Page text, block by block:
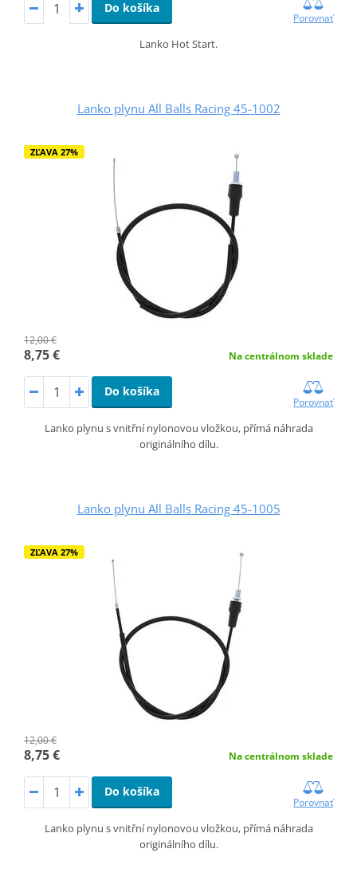
Do košíka
Porovnať
Lanko Hot Start.
Lanko plynu All Balls Racing 45-1002
ZĽAVA 27%
12,00 €
8,75 € Na centrálnom sklade
Do košíka
Porovnať
Lanko plynu s vnitřní nylonovou vložkou, přímá náhrada
originálního dílu.
Lanko plynu All Balls Racing 45-1005
ZĽAVA 27%
12,00 €
8,75 € Na centrálnom sklade
Do košíka
Porovnať
Lanko plynu s vnitřní nylonovou vložkou, přímá náhrada
originálního dílu.